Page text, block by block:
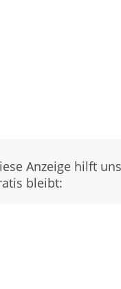
Anzeige hilft
bleibt: